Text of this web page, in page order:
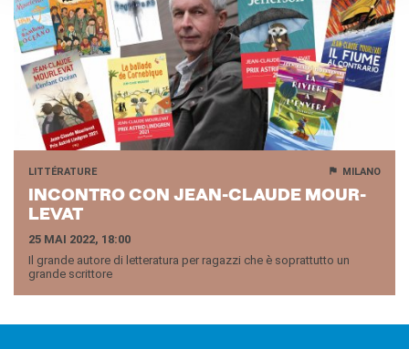
LITTÉRATURE MILANO
IN­CON­TRO CON JEAN-​CLAUDE MOUR­
LE­VAT
25 MAI 2022, 18:00
Il grande autore di letteratura per ragazzi che è soprattutto un
grande scrittore